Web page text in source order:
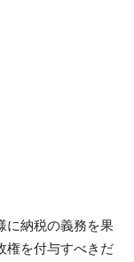
に納税の義務を果
権を付与すべきだ